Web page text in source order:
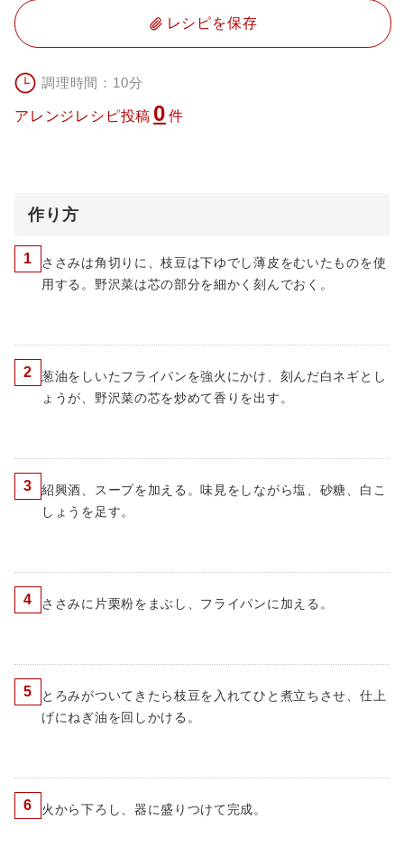
レシピを保存
調理時間：10分
アレンジレシピ投稿 0 件
作り方
1
ささみは角切りに、枝豆は下ゆでし薄皮をむいたものを使
用する。野沢菜は芯の部分を細かく刻んでおく。
2
葱油をしいたフライパンを強火にかけ、刻んだ白ネギとし
ょうが、野沢菜の芯を炒めて香りを出す。
3
紹興酒、スープを加える。味見をしながら塩、砂糖、白こ
しょうを足す。
4 ささみに片栗粉をまぶし、フライパンに加える。
5
とろみがついてきたら枝豆を入れてひと煮立ちさせ、仕上
げにねぎ油を回しかける。
6 火から下ろし、器に盛りつけて完成。